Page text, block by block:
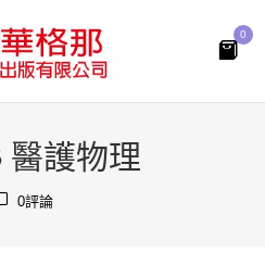
0
醫護物理
0評論